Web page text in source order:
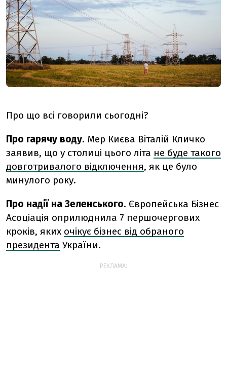
Про що всі говорили сьогодні?
Про гарячу воду. Мер Києва Віталій Кличко
заявив, що у столиці цього літа не буде такого
довготривалого відключення, як це було
минулого року.
Про надії на Зеленського. Європейська Бізнес
Асоціація оприлюднила 7 першочергових
кроків, яких очікує бізнес від обраного
президента України.
РЕКЛАМА: